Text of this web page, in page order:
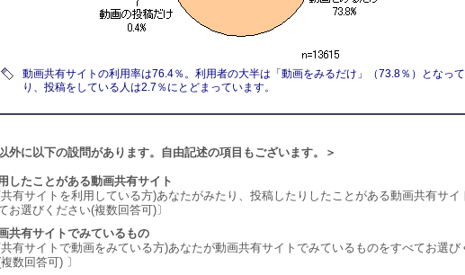
動画共有サイトの利用率は76.4％。利用者の大半は「動画をみるだけ」（73.8％）となっ
り、投稿をしている人は2.7％にとどまっています。
外に以下の設問があります。自由記述の項目もございます。＞
したことがある動画共有サイト
共有サイトを利用している方)あなたがみたり、投稿したりしたことがある動画共有サイ
お選びください(複数回答可)〕
共有サイトでみているもの
共有サイトで動画をみている方)あなたが動画共有サイトでみているものをすべてお選び
数回答可) 〕